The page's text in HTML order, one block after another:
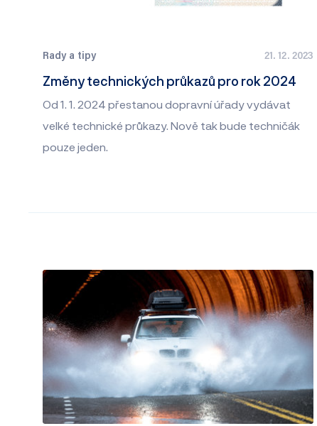
Rady a tipy 21. 12. 2023
Změny technických průkazů pro rok 2024
Od 1. 1. 2024 přestanou dopravní úřady vydávat
velké technické průkazy. Nově tak bude techničák
pouze jeden.